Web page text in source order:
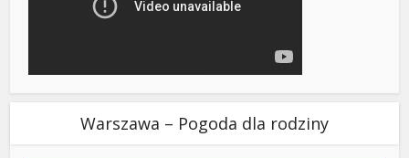
Warszawa – Pogoda dla rodziny